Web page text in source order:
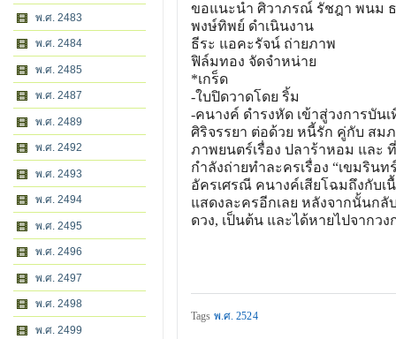
พ.ศ. 2483
พ.ศ. 2484
พ.ศ. 2485
พ.ศ. 2487
พ.ศ. 2489
พ.ศ. 2492
พ.ศ. 2493
พ.ศ. 2494
พ.ศ. 2495
พ.ศ. 2496
พ.ศ. 2497
พ.ศ. 2498
พ.ศ. 2499
ขอแนะนำ ศิวาภรณ์ รัชฎา พนม
พงษ์ทิพย์ ดำเนินงาน
ธีระ แอคะรัจน์ ถ่ายภาพ
ฟิล์มทอง จัดจำหน่าย
*เกร็ด
-ใบปิดวาดโดย ริ้ม
-คนางค์ ดำรงหัด เข้าสู่วงการบัน
ศิริจรรยา ต่อด้วย หนี้รัก คู่กับ สม
ภาพยนตร์เรื่อง ปลาร้าหอม และ
กำลังถ่ายทำละครเรื่อง “เขมริน
อัครเศรณี คนางค์เสียโฉมถึงกับเ
แสดงละครอีกเลย หลังจากนั้นกลับ
ดวง, เป็นต้น และได้หายไปจากวง
Tags พ.ศ. 2524